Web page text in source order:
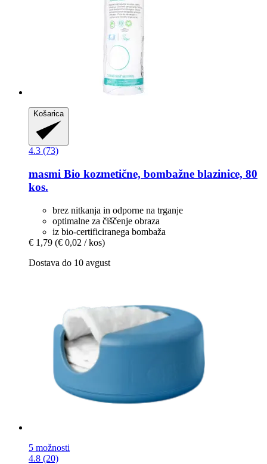
Košarica
4.3 (73)
masmi Bio kozmetične, bombažne blazinice, 80
kos.
brez nitkanja in odporne na trganje
optimalne za čiščenje obraza
iz bio-certificiranega bombaža
€ 1,79 (€ 0,02 / kos)
Dostava do 10 avgust
5 možnosti
4.8 (20)